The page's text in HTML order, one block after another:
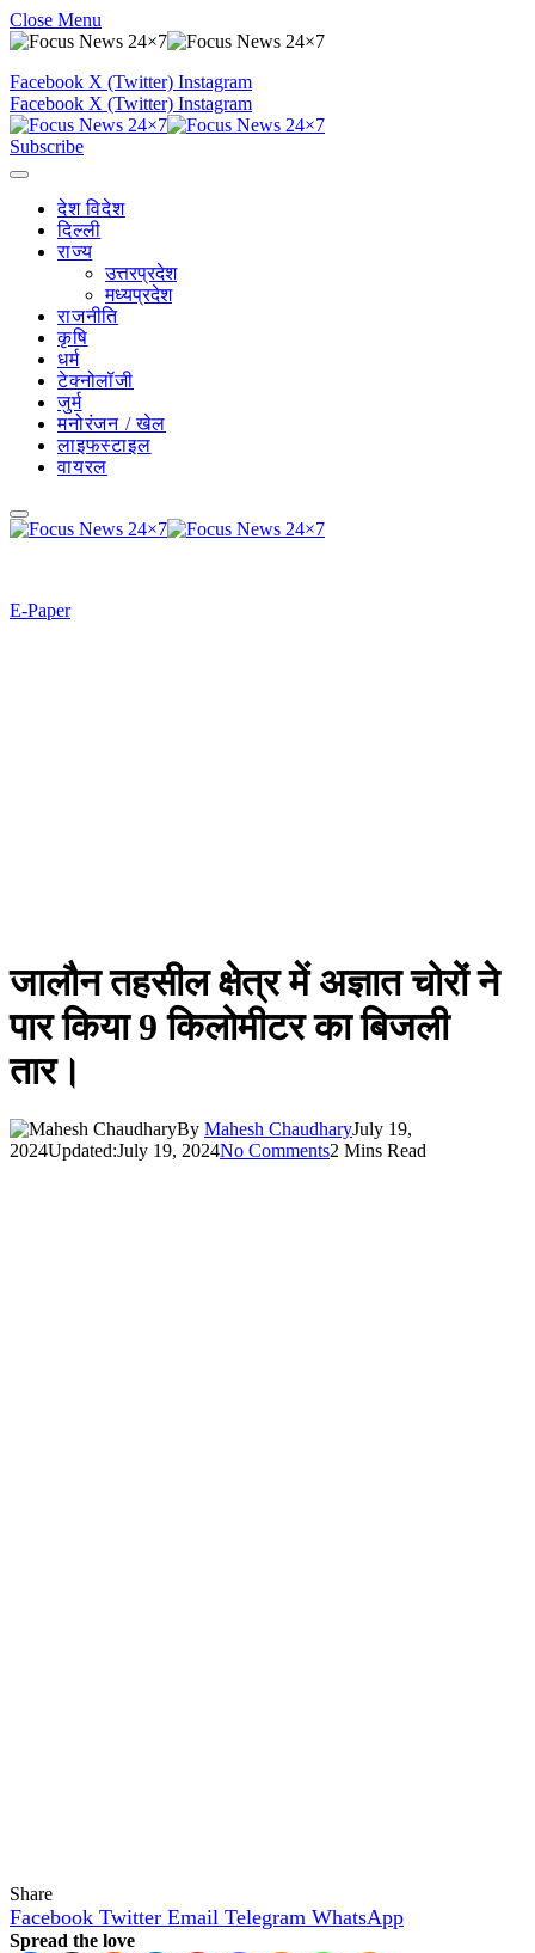
Close Menu
Facebook X (Twitter) Instagram
Facebook X (Twitter) Instagram
Subscribe
देश विदेश
दिल्ली
राज्य
उत्तरप्रदेश
मध्यप्रदेश
राजनीति
कृषि
धर्म
टेक्नोलॉजी
जुर्म
मनोरंजन / खेल
लाइफस्टाइल
वायरल
E-Paper
जालौन तहसील क्षेत्र में अज्ञात चोरों ने
पार किया 9 किलोमीटर का बिजली
तार।
By Mahesh ChaudharyJuly 19,
2024Updated:July 19, 2024No Comments2 Mins Read
Share
Facebook Twitter Email Telegram WhatsApp
Spread the love